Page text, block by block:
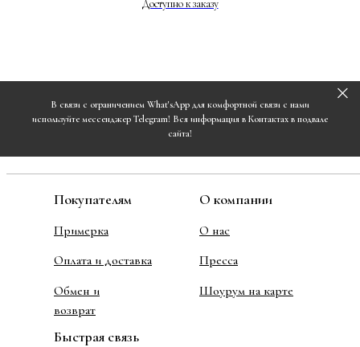
В связи с ограничением What'sApp для комфортной связи с нами
используйте мессенджер Telegram! Вся информация в Контактах в подвале
сайта!
Примерка
О нас
Оплата и доставка
Обмен и
возврат
Покупателям О компании
Пресса
Шоурум на карте
Быстрая связь